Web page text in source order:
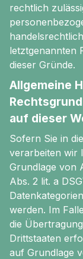
rechtlich
letztgenannten
dieser Gründe.
Allgemeine
auf dieser
Sofern Sie in
verarbeiten wir
Grundlage von
Abs. 2 lit. a
werden. Im
die
Drittstaaten
auf Grundlage